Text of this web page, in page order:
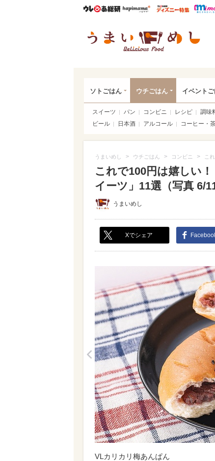
ウレぴあ総研ハピママ* ウレ
ソトごはん ウチごはん イベント
スイーツ パン コンビニ レシピ 調味
ビール
日本酒 アルコール コーヒー・
うまいめし > ウチごはん > コンビニ > こ
これで100円は嬉しい
イーツ」11選（写真 6/11
うまいめし
Xでシェア
VLカリカリ梅あんぱん